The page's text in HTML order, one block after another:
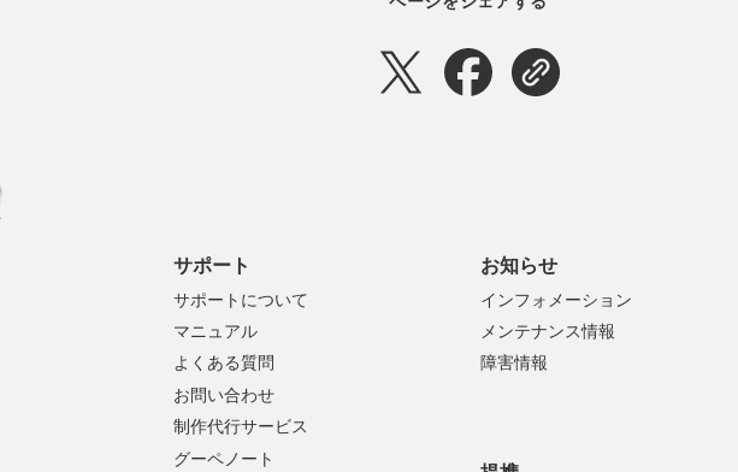
サポート
サポートについて
マニュアル
よくある質問
お問い合わせ
制作代行サービス
グーペノート
お知らせ
インフォメーション
メンテナンス情報
障害情報